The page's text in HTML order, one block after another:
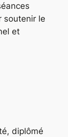
soutenir le
et
diplômé